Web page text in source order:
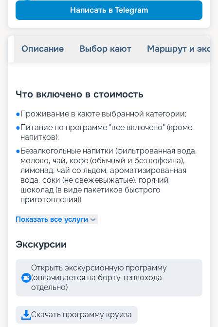
Написать в Telegram
Описание Выбор кают Маршрут и
Что включено в стоимость
●Проживание в каюте выбранной категории;
●Питание по программе "все включено" (кроме
напитков);
●Безалкогольные напитки (фильтрованная вода,
молоко, чай, кофе (обычный и без кофеина),
лимонад, чай со льдом, ароматизированная
вода, соки (не свежевыжатые), горячий
шоколад (в виде пакетиков быстрого
приготовления))
Показать все услуги
Экскурсии
Открыть экскурсионную программу
(оплачивается на борту теплохода
отдельно)
Скачать программу круиза